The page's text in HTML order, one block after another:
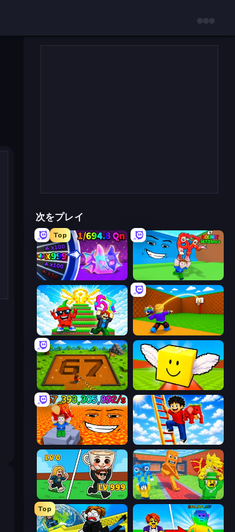
次をプレイ
Top
Meeland.io
Run and Jump for Brainrot Throw a Lucky Block
Obby: Dig Brainrots Lucky Brainrot Blocks Online
Escape Lava for Brainrots! Ladder to Brainhot: Climb
Brainrot Arena Online Catch Brainrots From Bosses
Top